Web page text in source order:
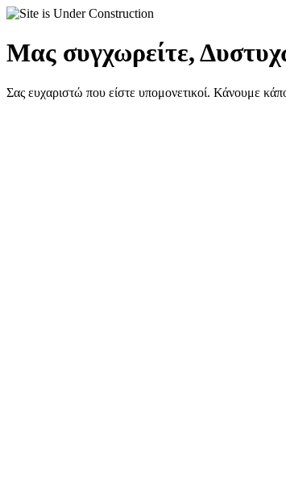
Μας συγχωρείτε,
Σας ευχαριστώ που είστε υπομονετικοί. Κάνουμε